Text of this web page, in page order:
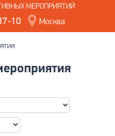
МЕРОПРИЯТИЙ
10 Москва